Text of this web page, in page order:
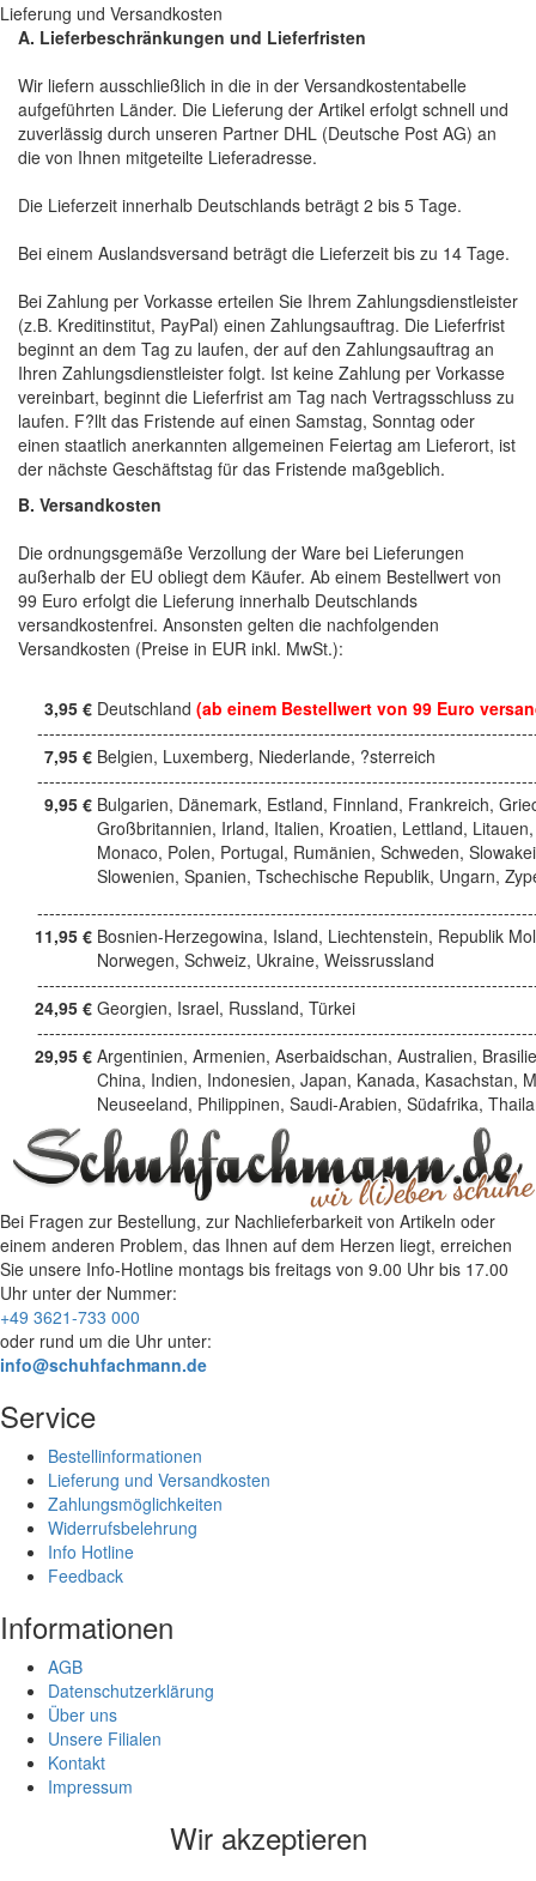
Lieferung und Versandkosten
A. Lieferbeschränkungen und Lieferfristen
Wir liefern ausschließlich in die in der Versandkostentabelle
aufgeführten Länder. Die Lieferung der Artikel erfolgt schnell und
zuverlässig durch unseren Partner DHL (Deutsche Post AG) an
die von Ihnen mitgeteilte Lieferadresse.
Die Lieferzeit innerhalb Deutschlands beträgt 2 bis 5 Tage.
Bei einem Auslandsversand beträgt die Lieferzeit bis zu 14 Tage.
Bei Zahlung per Vorkasse erteilen Sie Ihrem Zahlungsdienstleister
(z.B. Kreditinstitut, PayPal) einen Zahlungsauftrag. Die Lieferfrist
beginnt an dem Tag zu laufen, der auf den Zahlungsauftrag an
Ihren Zahlungsdienstleister folgt. Ist keine Zahlung per Vorkasse
vereinbart, beginnt die Lieferfrist am Tag nach Vertragsschluss zu
laufen. F?llt das Fristende auf einen Samstag, Sonntag oder
einen staatlich anerkannten allgemeinen Feiertag am Lieferort, ist
der nächste Geschäftstag für das Fristende maßgeblich.
B. Versandkosten
Die ordnungsgemäße Verzollung der Ware bei Lieferungen
außerhalb der EU obliegt dem Käufer. Ab einem Bestellwert von
99 Euro erfolgt die Lieferung innerhalb Deutschlands
versandkostenfrei. Ansonsten gelten die nachfolgenden
Versandkosten (Preise in EUR inkl. MwSt.):
3,95 € Deutschland (ab einem Bestellwert von 99 Euro
7,95 € Belgien, Luxemberg, Niederlande, ?sterreich
9,95 € Bulgarien, Dänemark, Estland, Finnland, Frankreich,
Großbritannien, Irland, Italien, Kroatien, Lettland, Litauen,
Monaco, Polen, Portugal, Rumänien, Schweden,
Slowenien, Spanien, Tschechische Republik, Ungarn,
11,95 € Bosnien-Herzegowina, Island, Liechtenstein, Republik
Norwegen, Schweiz, Ukraine, Weissrussland
24,95 € Georgien, Israel, Russland, Türkei
29,95 € Argentinien, Armenien, Aserbaidschan, Australien,
China, Indien, Indonesien, Japan, Kanada, Kasachstan,
Neuseeland, Philippinen, Saudi-Arabien, Südafrika,
Bei Fragen zur Bestellung, zur Nachlieferbarkeit von Artikeln oder
einem anderen Problem, das Ihnen auf dem Herzen liegt, erreichen
Sie unsere Info-Hotline montags bis freitags von 9.00 Uhr bis 17.00
Uhr unter der Nummer:
+49 3621-733 000
oder rund um die Uhr unter:
info@schuhfachmann.de
Service
Bestellinformationen
Lieferung und Versandkosten
Zahlungsmöglichkeiten
Widerrufsbelehrung
Info Hotline
Feedback
Informationen
AGB
Datenschutzerklärung
Über uns
Unsere Filialen
Kontakt
Impressum
Wir akzeptieren